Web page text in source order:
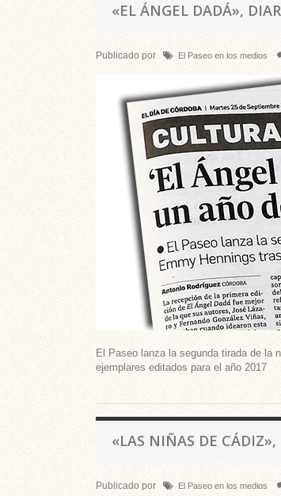
«EL ÁNGEL DADÁ»,
Publicado por El Paseo en los medios
El Paseo lanza la segunda tirada de la
ejemplares editados para el año 2017
«LAS NIÑAS DE
Publicado por El Paseo en los medios